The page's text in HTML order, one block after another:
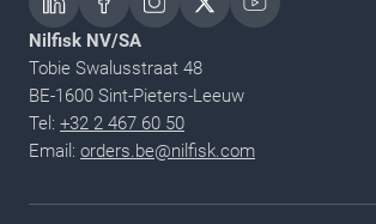
Nilfisk NV/SA
Tobie Swalusstraat 48
BE-1600 Sint-Pieters-Leeuw
Tel: +32 2 467 60 50
Email: orders.be@nilfisk.com